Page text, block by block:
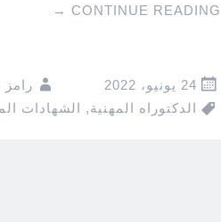
CONTINUE READING
→
24 يونيو، 2022
الدكتوراه المهنية, الشهادات